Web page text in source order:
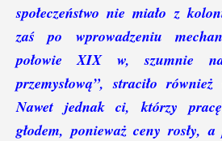
społeczeństwo nie miało z
zaś po wprowadzeniu
połowie XIX w, szumnie
przemysłową”, straciło
Nawet jednak ci, którzy
głodem, ponieważ ceny rosły,